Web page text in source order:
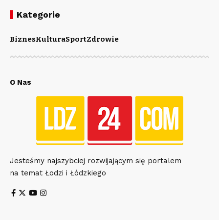
Kategorie
BiznesKulturaSportZdrowie
O Nas
Jesteśmy najszybciej rozwijającym się portalem
na temat Łodzi i Łódzkiego